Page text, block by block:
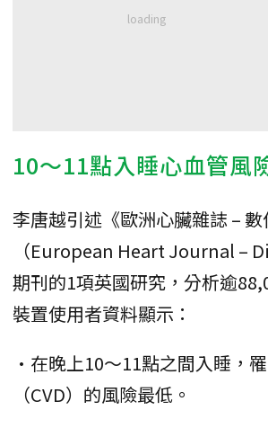
10～11點入睡心血管風
李唐越引述《歐洲心臟雜誌 – 數
（European Heart Journal –
期刊的1項英國研究，分析逾
裝置使用者資料顯示：
•在晚上10～11點之間入睡，
（CVD）的風險最低。